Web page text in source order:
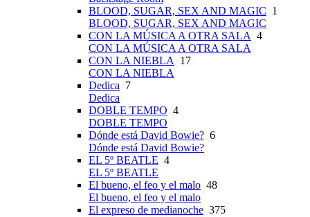
BLOOD, SUGAR, SEX AND MAGIC 1
BLOOD, SUGAR, SEX AND MAGIC
CON LA MÚSICA A OTRA SALA 4
CON LA MÚSICA A OTRA SALA
CON LA NIEBLA
17
CON LA NIEBLA
Dedica 7
Dedica
DOBLE TEMPO 4
DOBLE TEMPO
Dónde está David Bowie? 6
Dónde está David Bowie?
EL 5º BEATLE 4
EL 5º BEATLE
El bueno, el feo y el malo 48
El bueno, el feo y el malo
El expreso de medianoche 375